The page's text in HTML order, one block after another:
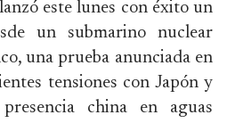
este lunes con éxito un
un submarino nuclear
una prueba anunciada en
tensiones con Japón y
china en aguas